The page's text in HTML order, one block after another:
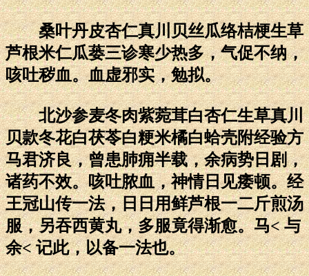
桑叶丹皮杏仁真川贝丝瓜络桔梗生草
芦根米仁瓜蒌三诊寒少热多，气促不纳，
咳吐秽血。血虚邪实，勉拟。
北沙参麦冬肉紫菀茸白杏仁生草真川
贝款冬花白茯苓白粳米橘白蛤壳附经验方
马君济良，曾患肺痈半载，余病势日剧，
诸药不效。咳吐脓血，神情日见痿顿。经
王冠山传一法，日日用鲜芦根一二斤煎汤
服，另吞西黄丸，多服竟得渐愈。马< 与
余< 记此，以备一法也。